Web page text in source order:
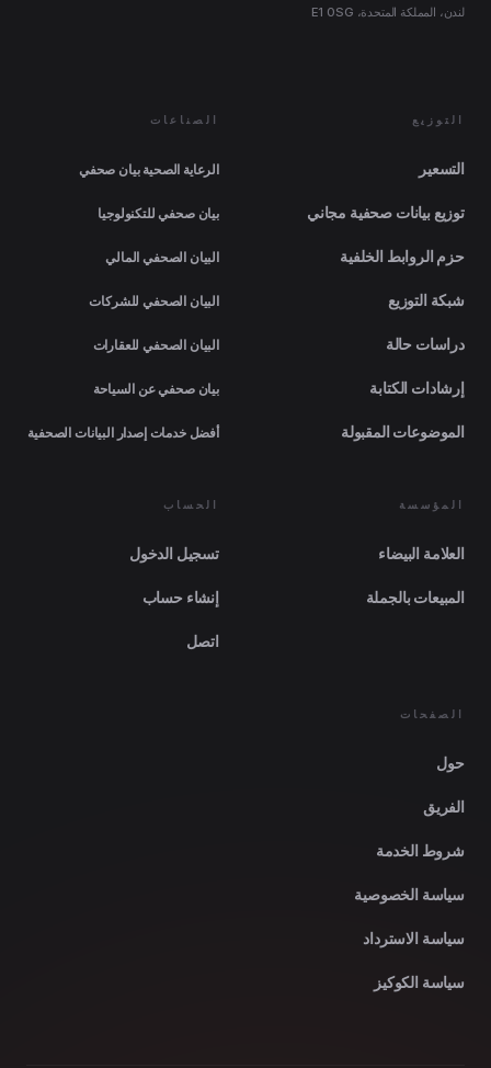
لندن، المملكة المتحدة، E1 0SG
التوزيع
التسعير
توزيع بيانات صحفية مجاني
حزم الروابط الخلفية
شبكة التوزيع
دراسات حالة
إرشادات الكتابة
الموضوعات المقبولة
الصناعات
الرعاية الصحية بيان صحفي
بيان صحفي للتكنولوجيا
البيان الصحفي المالي
البيان الصحفي للشركات
البيان الصحفي للعقارات
بيان صحفي عن السياحة
أفضل خدمات إصدار البيانات الصحفية
المؤسسة
العلامة البيضاء
المبيعات بالجملة
الحساب
تسجيل الدخول
إنشاء حساب
اتصل
الصفحات
حول
الفريق
شروط الخدمة
سياسة الخصوصية
سياسة الاسترداد
سياسة الكوكيز